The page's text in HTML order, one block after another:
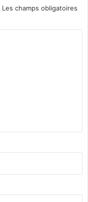
Les champs obligatoires